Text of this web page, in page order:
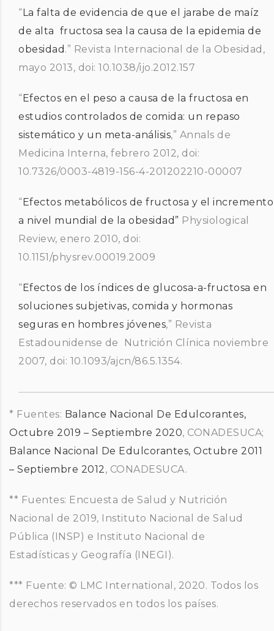
“La falta de evidencia de que el jarabe de maíz
de alta fructosa sea la causa de la epidemia de
obesidad .” Revista Internacional de la Obesidad,
mayo 2013, doi: 10.1038/ijo.2012.157
“Efectos en el peso a causa de la fructosa en
estudios controlados de comida: un repaso
sistemático y un meta-análisis,” Annals de
Medicina Interna, febrero 2012, doi:
10.7326/0003-4819-156-4-201202210-00007
“Efectos metabólicos de fructosa y el incremento
a nivel mundial de la obesidad” Physiological
Review, enero 2010, doi:
10.1151/physrev.00019.2009
“Efectos de los índices de glucosa-a-fructosa en
soluciones subjetivas, comida y hormonas
seguras en hombres jóvenes,” Revista
Estadounidense de Nutrición Clínica noviembre
2007, doi: 10.1093/ajcn/86.5.1354.
* Fuentes: Balance Nacional De Edulcorantes,
Octubre 2019 – Septiembre 2020, CONADESUCA;
Balance Nacional De Edulcorantes, Octubre 2011
– Septiembre 2012, CONADESUCA.
** Fuentes: Encuesta de Salud y Nutrición
Nacional de 2019, Instituto Nacional de Salud
Pública (INSP) e Instituto Nacional de
Estadísticas y Geografía (INEGI).
*** Fuente: © LMC International, 2020. Todos los
derechos reservados en todos los países.